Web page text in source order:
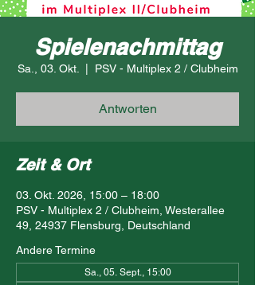
Spielenachmittag
Sa., 03. Okt. PSV - Multiplex 2 / Clubheim
Antworten
Zeit & Ort
03. Okt. 2026, 15:00 – 18:00
PSV - Multiplex 2 / Clubheim, Westerallee
49, 24937 Flensburg, Deutschland
Andere Termine
Sa., 05. Sept., 15:00